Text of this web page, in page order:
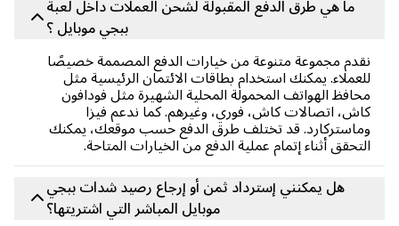
ما هي طرق الدفع المقبولة لشحن العملات داخل لعبة
ببجي موبايل ؟
مجموعة متنوعة من خيارات الدفع المصممة خصيصًا
يمكنك استخدام بطاقات الائتمان الرئيسية مثل
الهواتف المحمولة المحلية الشهيرة مثل فودافون
اتصالات كاش، فوري، وغيرهم. كما ندعم فيزا
قد تختلف طرق الدفع حسب موقعك، يمكنك
أثناء إتمام عملية الدفع من الخيارات المتاحة.
هل يمكنني إسترداد ثمن أو إرجاع رصيد شدات ببجي
موبايل المباشر التي اشتريتها؟